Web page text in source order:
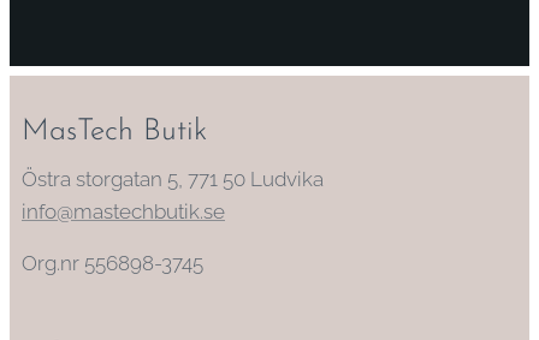
MasTech Butik
Östra storgatan 5, 771 50 Ludvika
info@mastechbutik.se
Org.nr 556898-3745